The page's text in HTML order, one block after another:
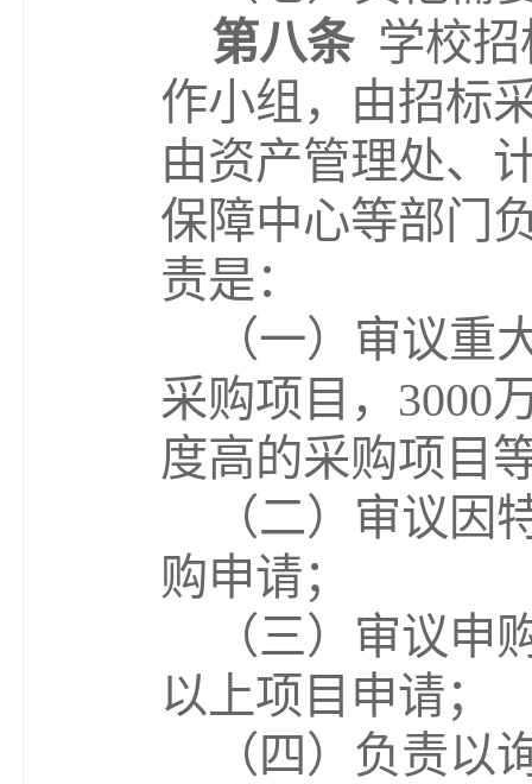
第八条 学校
作小组 ， 由招标
由资产管理处、
保障中心等部门
责是：
（一）审议重
采购项目， 3000
度高的采购项目
（二）审议因
购申请；
（三）审议申
以上项目申请；
（ 四 ）负责以